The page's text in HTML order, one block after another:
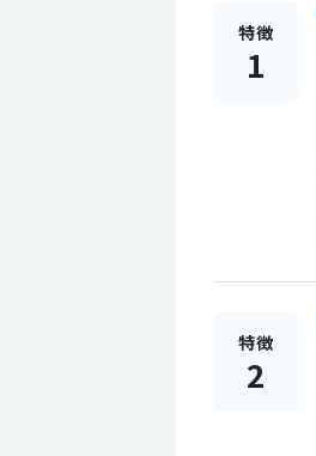
特徴
1
特徴
2